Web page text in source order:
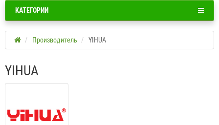
КАТЕГОРИИ
Производитель YIHUA
YIHUA